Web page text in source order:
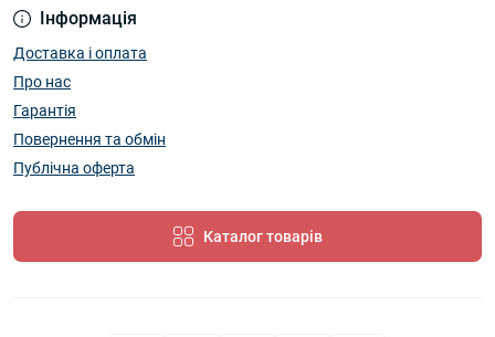
Інформація
Доставка і оплата
Про нас
Гарантія
Повернення та обмін
Публічна оферта
Каталог товарів